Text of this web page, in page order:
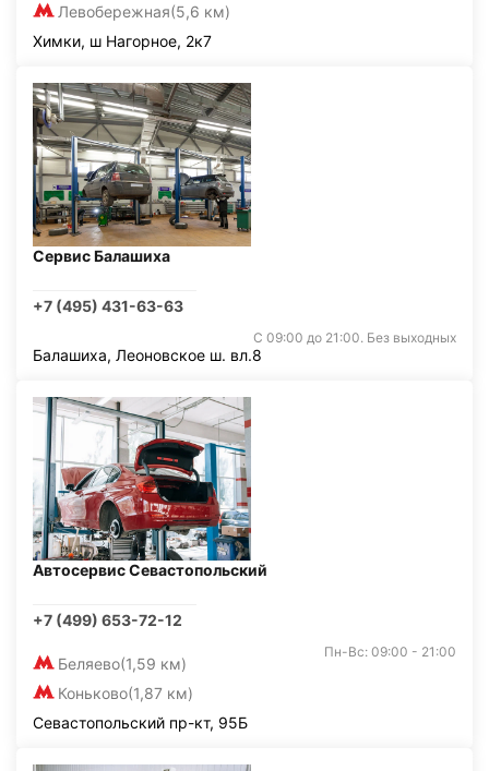
Левобережная(5,6 км)
Химки, ш Нагорное, 2к7
Сервис Балашиха
+7 (495) 431-63-63
С 09:00 до 21:00. Без выходных
Балашиха, Леоновское ш. вл.8
Автосервис Севастопольский
+7 (499) 653-72-12
Беляево(1,59 км)
Коньково(1,87 км)
Пн-Вс: 09:00 - 21:00
Севастопольский пр-кт, 95Б